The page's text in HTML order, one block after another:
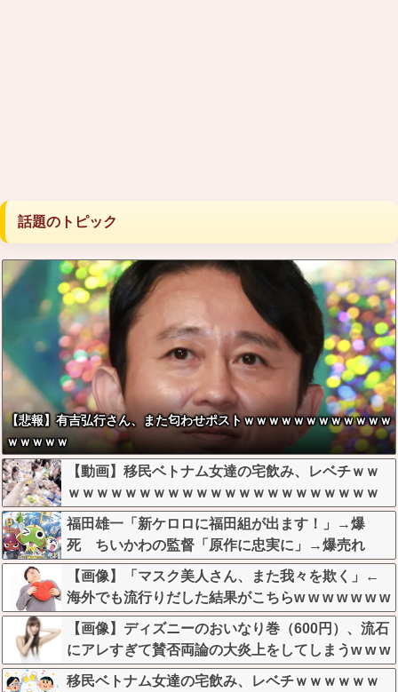
話題のトピック
【悲報】有吉弘行さん、また匂わせポストｗｗｗｗｗｗｗｗｗｗｗｗ
ｗｗｗｗｗ
【動画】移民ベトナム女達の宅飲み、レベチｗｗ
ｗｗｗｗｗｗｗｗｗｗｗｗｗｗｗｗｗｗｗｗｗｗ
福田雄一「新ケロロに福田組が出ます！」→爆
死 ちいかわの監督「原作に忠実に」→爆売れ
【画像】「マスク美人さん、また我々を欺く」←
海外でも流行りだした結果がこちらw w w w w w w
【画像】ディズニーのおいなり巻（600円）、流石
にアレすぎて賛否両論の大炎上をしてしまうw w w
w w w w
移民ベトナム女達の宅飲み、レベチｗｗｗｗｗｗ